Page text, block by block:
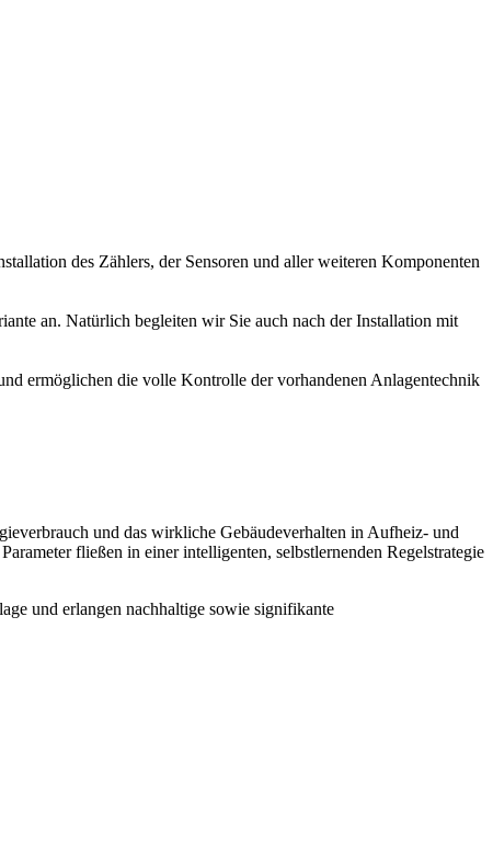
des Zählers, der Sensoren und aller weiteren Komponenten
an. Natürlich begleiten wir Sie auch nach der Installation mit
ermöglichen die volle Kontrolle der vorhandenen Anlagentechnik
und das wirkliche Gebäudeverhalten in Aufheiz- und
fließen in einer intelligenten, selbstlernenden Regelstrategie
und erlangen nachhaltige sowie signifikante